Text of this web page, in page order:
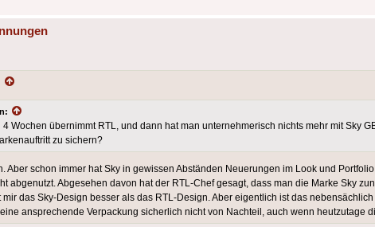
Wochen übernimmt RTL, und dann hat man unternehmerisch nichts mehr mit Sky
zu sichern?
Aber schon immer hat Sky in gewissen Abständen Neuerungen im Look und
abgenutzt. Abgesehen davon hat der RTL-Chef gesagt, dass man die Marke Sky
das Sky-Design besser als das RTL-Design. Aber eigentlich ist das
ansprechende Verpackung sicherlich nicht von Nachteil, auch wenn heutzutage